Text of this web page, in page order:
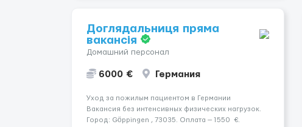
Доглядальниця пряма
вакансія
Домашний персонал
6000 € Германия
Уход за пожилым пациентом в Германии
Вакансия без интенсивных физических нагрузок.
Город: Göppingen , 73035. Оплата — 1550 €.